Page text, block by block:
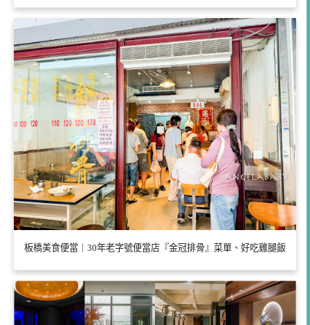
板橋美食便當｜30年老字號便當店『金冠排骨』菜單、好吃雞腿飯